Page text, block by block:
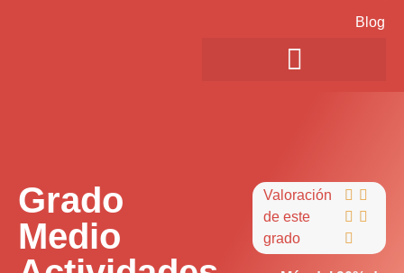
Blog
Grado
Medio
Valoración
de este
grado
 
 
